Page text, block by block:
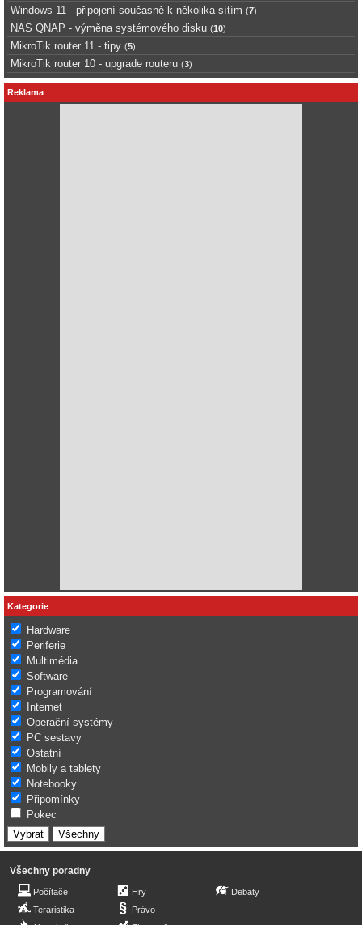
Windows 11 - připojení současně k několika sítím (7)
NAS QNAP - výměna systémového disku (10)
MikroTik router 11 - tipy (5)
MikroTik router 10 - upgrade routeru (3)
Reklama
Kategorie
Hardware
Periferie
Multimédia
Software
Programování
Internet
Operační systémy
PC sestavy
Ostatní
Mobily a tablety
Notebooky
Připomínky
Pokec
Všechny poradny
Počítače
Teraristika
Hry
Právo
Debaty